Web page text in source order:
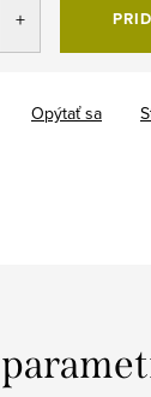
Opýtať sa